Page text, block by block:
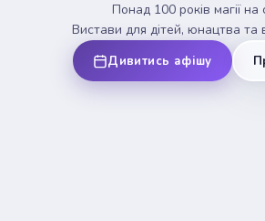
Понад 100 років магії на
Вистави для дітей, юнацтва та
Дивитись афішу